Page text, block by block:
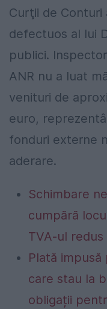
Curţii de Conturi
defectuos al lui
publici.
ANR nu a luat
venituri de
euro,
fonduri externe
aderare.
Schimbare
cumpără
TVA-ul
Plată
care stau la
obligații